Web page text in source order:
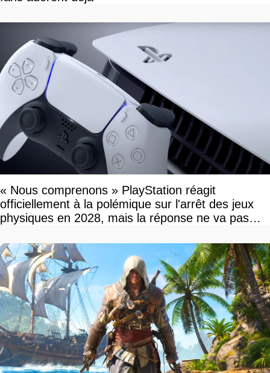
« Nous comprenons » PlayStation réagit
officiellement à la polémique sur l'arrêt des jeux
physiques en 2028, mais la réponse ne va pas